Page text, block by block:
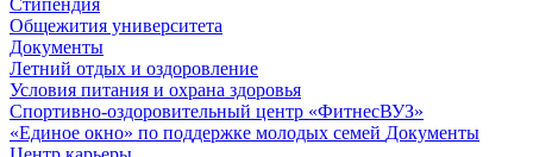
Общежития университета
Документы
Летний отдых и оздоровление
Условия питания и охрана здоровья
Спортивно-оздоровительный центр «ФитнесВУЗ»
«Единое окно» по поддержке молодых семей Документы